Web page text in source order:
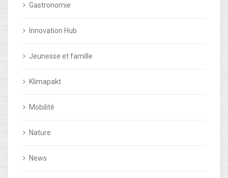
Gastronomie
Innovation Hub
Jeunesse et famille
Klimapakt
Mobilité
Nature
News